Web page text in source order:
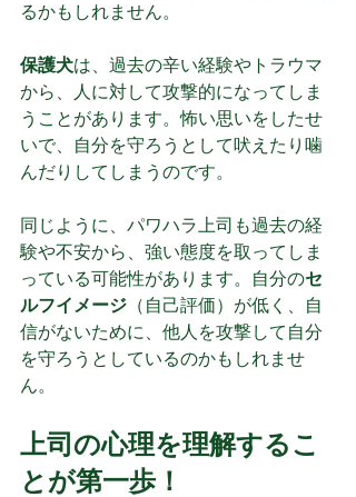
るかもしれません。
保護犬は、過去の辛い経験やトラウマ
から、人に対して攻撃的になってしま
うことがあります。怖い思いをしたせ
いで、自分を守ろうとして吠えたり噛
んだりしてしまうのです。
同じように、パワハラ上司も過去の経
験や不安から、強い態度を取ってしま
っている可能性があります。自分のセ
ルフイメージ （自己評価）が低く、自
信がないために、他人を攻撃して自分
を守ろうとしているのかもしれませ
ん。
上司の心理を理解するこ
とが第一歩！